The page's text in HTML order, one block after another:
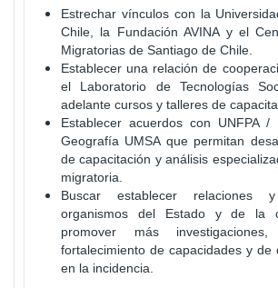
Estrechar vínculos con la
Chile, la Fundación AVINA y el
Migratorias de Santiago de Chile.
Establecer una relación de
el Laboratorio de Tecnologías
adelante cursos y talleres de
Establecer acuerdos con UNFPA
Geografía UMSA que permitan
de capacitación y análisis
migratoria.
Buscar establecer relaciones
organismos del Estado y de la
promover más
fortalecimiento de capacidades y de
en la incidencia.